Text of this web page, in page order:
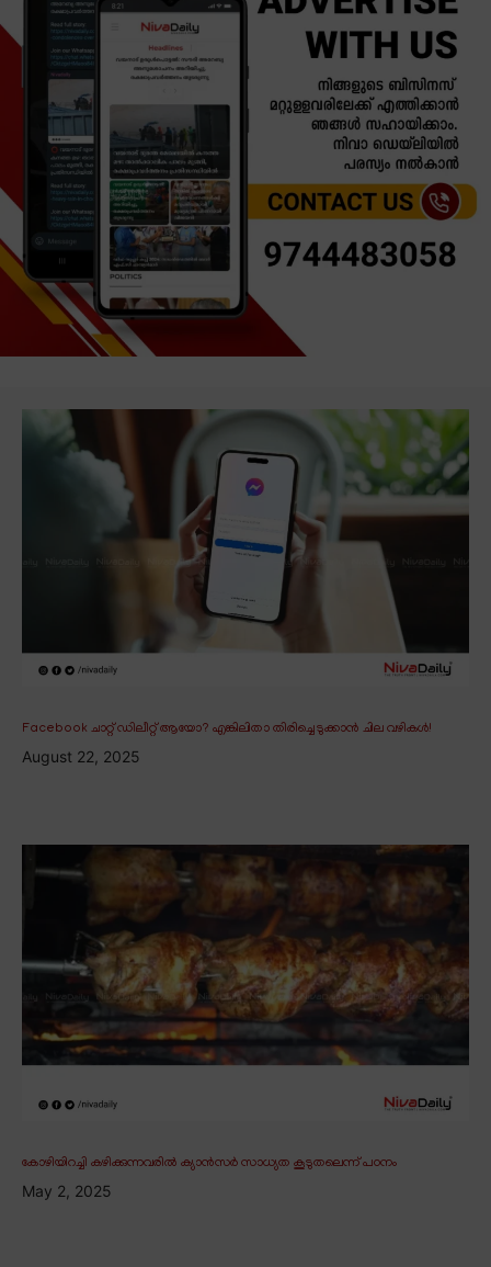
Facebook ചാറ്റ് ഡിലീറ്റ് ആയോ? എങ്കിലിതാ തിരിച്ചെടുക്കാൻ ചില വഴികൾ!
August 22, 2025
കോഴിയിറച്ചി കഴിക്കുന്നവരിൽ ക്യാൻസർ സാധ്യത കൂടുതലെന്ന് പഠനം
May 2, 2025